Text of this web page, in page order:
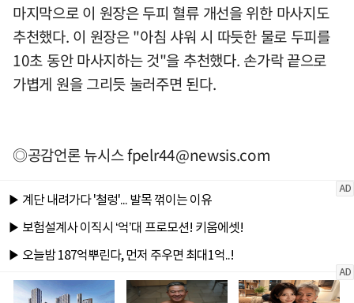
마지막으로 이 원장은 두피 혈류 개선을 위한 마사지도
추천했다. 이 원장은 "아침 샤워 시 따듯한 물로 두피를
10초 동안 마사지하는 것"을 추천했다. 손가락 끝으로
가볍게 원을 그리듯 눌러주면 된다.
◎공감언론 뉴시스fpelr44@newsis.com